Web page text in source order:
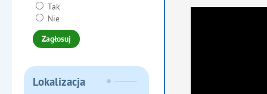
Tak
Nie
Lokalizacja